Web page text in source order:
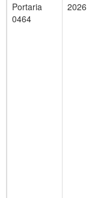
Portaria
0464
2026